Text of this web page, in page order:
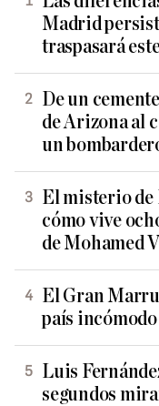
Madrid
traspasará
De un
de Arizona al
un
El misterio de
cómo vive
de Mohamed
El Gran
país
Luis
segundos